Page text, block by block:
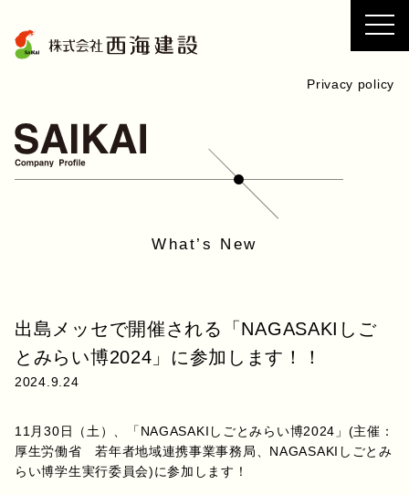
Privacy policy
What’s New
出島メッセで開催される「NAGASAKIしご
とみらい博2024」に参加します！！
2024.9.24
11月30日（土）、「NAGASAKIしごとみらい博2024」(主催：
厚生労働省 若年者地域連携事業事務局、NAGASAKIしごとみ
らい博学生実行委員会)に参加します！